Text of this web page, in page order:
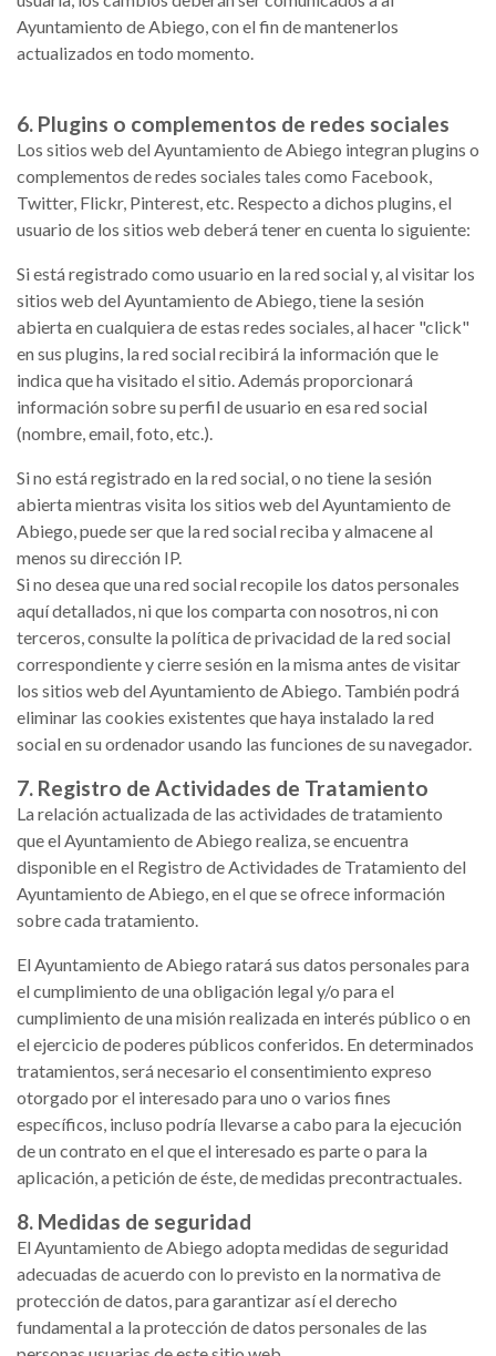
Ayuntamiento de Abiego, con el fin de mantenerlos
actualizados en todo momento.
6. Plugins o complementos de redes sociales
Los sitios web del Ayuntamiento de Abiego integran plugins o
complementos de redes sociales tales como Facebook,
Twitter, Flickr, Pinterest, etc. Respecto a dichos plugins, el
usuario de los sitios web deberá tener en cuenta lo siguiente:
Si está registrado como usuario en la red social y, al visitar los
sitios web del Ayuntamiento de Abiego, tiene la sesión
abierta en cualquiera de estas redes sociales, al hacer "click"
en sus plugins, la red social recibirá la información que le
indica que ha visitado el sitio. Además proporcionará
información sobre su perfil de usuario en esa red social
(nombre, email, foto, etc.).
Si no está registrado en la red social, o no tiene la sesión
abierta mientras visita los sitios web del Ayuntamiento de
Abiego, puede ser que la red social reciba y almacene al
menos su dirección IP.
Si no desea que una red social recopile los datos personales
aquí detallados, ni que los comparta con nosotros, ni con
terceros, consulte la política de privacidad de la red social
correspondiente y cierre sesión en la misma antes de visitar
los sitios web del Ayuntamiento de Abiego. También podrá
eliminar las cookies existentes que haya instalado la red
social en su ordenador usando las funciones de su navegador.
7. Registro de Actividades de Tratamiento
La relación actualizada de las actividades de tratamiento
que el Ayuntamiento de Abiego realiza, se encuentra
disponible en el Registro de Actividades de Tratamiento del
Ayuntamiento de Abiego, en el que se ofrece información
sobre cada tratamiento.
El Ayuntamiento de Abiego ratará sus datos personales para
el cumplimiento de una obligación legal y/o para el
cumplimiento de una misión realizada en interés público o en
el ejercicio de poderes públicos conferidos. En determinados
tratamientos, será necesario el consentimiento expreso
otorgado por el interesado para uno o varios fines
específicos, incluso podría llevarse a cabo para la ejecución
de un contrato en el que el interesado es parte o para la
aplicación, a petición de éste, de medidas precontractuales.
8. Medidas de seguridad
El Ayuntamiento de Abiego adopta medidas de seguridad
adecuadas de acuerdo con lo previsto en la normativa de
protección de datos, para garantizar así el derecho
fundamental a la protección de datos personales de las